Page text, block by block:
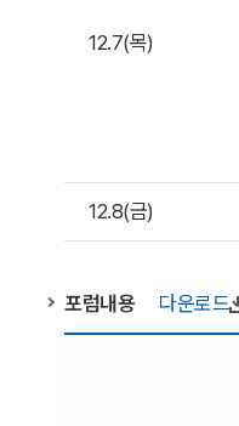
12.7(목)
12.8(금)
포럼내용 다운로드